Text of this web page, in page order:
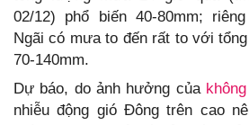
02/12) phổ biến 40-80mm;
Ngãi có mưa to đến rất to với
70-140mm.
Dự báo, do ảnh hưởng của
nhiễu động gió Đông trên cao